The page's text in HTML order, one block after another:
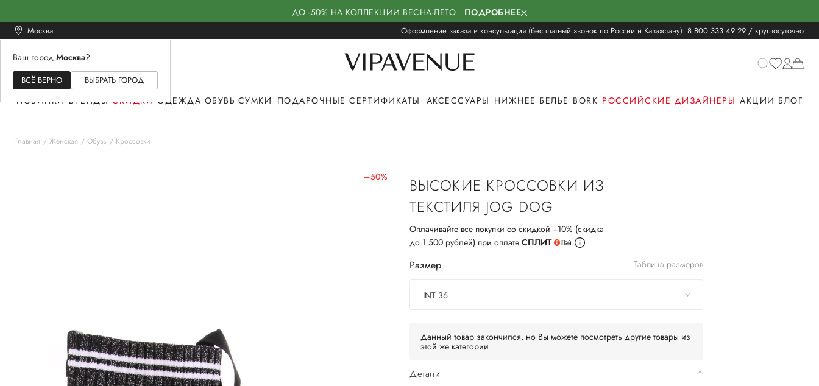
ДО -50% НА КОЛЛЕКЦИИ ВЕСНА-ЛЕТО ПОДРОБНЕЕ
Москва Оформление заказа и консультация (бесплатный звонок по России и Казахстану): 8 800 333 49 29 / круглосуточно
Ваш город Москва?
ВСЁ ВЕРНО ВЫБРАТЬ ГОРОД
ЖЕНСКОЕМУЖСКОЕ
НОВИНКИ БРЕНДЫ СКИДКИ ОДЕЖДА ОБУВЬ СУМКИ ПОДАРОЧНЫЕ СЕРТИФИКАТЫ АКСЕССУАРЫ НИЖНЕЕ БЕЛЬЕ BORK РОССИЙСКИЕ ДИЗАЙНЕРЫ АКЦИИ БЛОГ
Главная Женская Обувь Кроссовки
–50%
ВЫСОКИЕ КРОССОВКИ ИЗ
ТЕКСТИЛЯ JOG DOG
Оплачивайте все покупки со скидкой −10% (скидка
до 1 500 рублей) при оплате СПЛИТ
Размер Таблица размеров
INT 36
Данный товар закончился, но Вы можете посмотреть другие товары из
этой же категории
Детали